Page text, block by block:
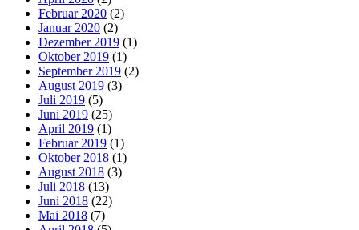
Februar 2020 (2)
Januar 2020 (2)
Dezember 2019 (1)
Oktober 2019 (1)
September 2019 (2)
August 2019 (3)
Juli 2019 (5)
Juni 2019 (25)
April 2019 (1)
Februar 2019 (1)
Oktober 2018 (1)
August 2018 (3)
Juli 2018 (13)
Juni 2018 (22)
Mai 2018 (7)